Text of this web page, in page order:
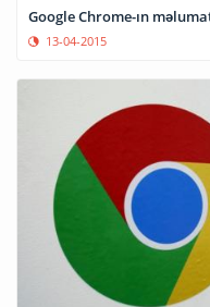
Google Chrome-ın
13-04-2015